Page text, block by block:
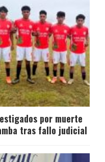
por muerte
tras fallo judicial